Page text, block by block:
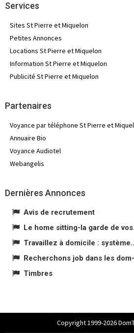
Services
Sites St Pierre et Miquelon
Petites Annonces
Locations St Pierre et Miquelon
Information St Pierre et Miquelon
Publicité St Pierre et Miquelon
Partenaires
Voyance par téléphone St Pierre et
Annuaire Bio
Voyance Audiotel
Webangelis
Dernières Annonces
Avis de recrutement
Le home sitting-la garde de
Travaillez à domicile :
Recherchons job dans les
Timbres
Copyright 1999-2026